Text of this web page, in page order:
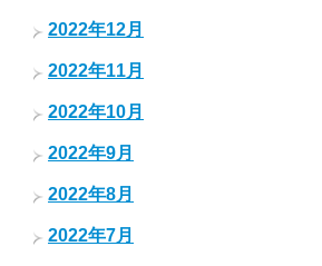
2022年12月
2022年11月
2022年10月
2022年9月
2022年8月
2022年7月